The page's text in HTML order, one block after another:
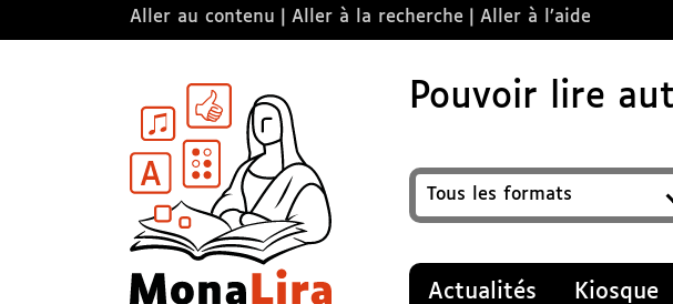
Aller au contenu Aller à la recherche Aller à l’aide
Pouvoir lire
Format
Recherchez un titre, auteur,
Actualités Kiosque